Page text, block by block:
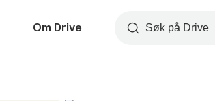
Om Drive Søk